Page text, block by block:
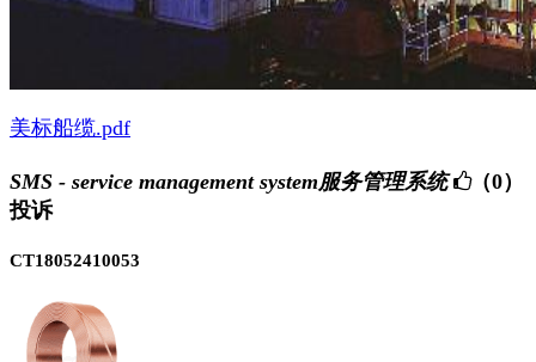
美标船缆.pdf
SMS - service management system服务管理系统
（0）
投诉
CT18052410053